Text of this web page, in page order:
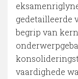
gedetailleerde
begrip van
vaardighede